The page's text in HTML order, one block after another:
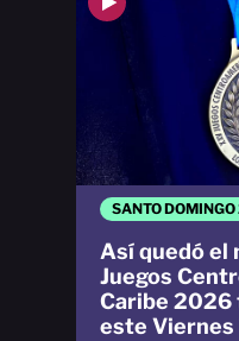
SANTO
Así quedó el
Juegos
Caribe 2026
este Viernes